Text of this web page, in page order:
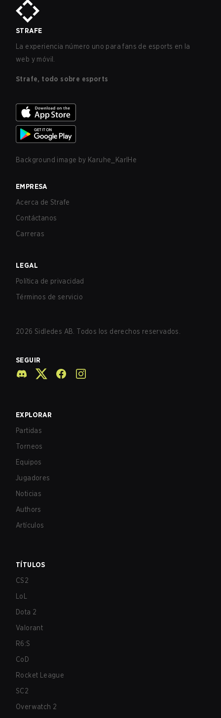
STRAFE
La experiencia número uno para fans de esports en la
web y móvil.
Strafe, todo sobre esports
Background image by Karuhe_KarlHe
EMPRESA
Acerca de Strafe
Contáctanos
Carreras
LEGAL
Política de privacidad
Términos de servicio
2026 Sidledes AB. Todos los derechos reservados.
SEGUIR
EXPLORAR
Partidas
Torneos
Equipos
Jugadores
Noticias
Authors
Artículos
TÍTULOS
CS2
LoL
Dota 2
Valorant
R6:S
CoD
Rocket League
SC2
Overwatch 2